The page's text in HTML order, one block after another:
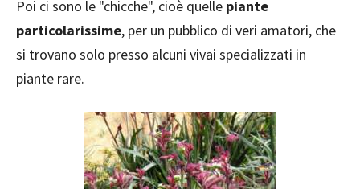
Poi ci sono le "chicche", cioè quelle piante
particolarissime, per un pubblico di veri amatori, che
si trovano solo presso alcuni vivai specializzati in
piante rare.